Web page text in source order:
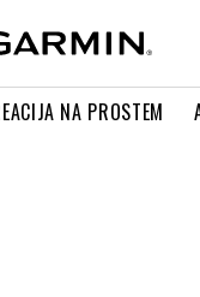
NA PROSTEM